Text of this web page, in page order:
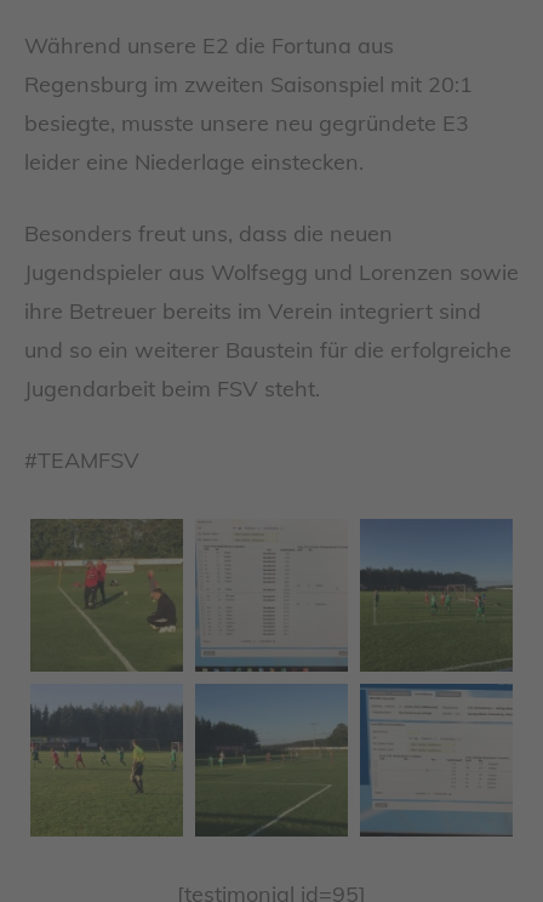
Während unsere E2 die Fortuna aus
Regensburg im zweiten Saisonspiel mit 20:1
besiegte, musste unsere neu gegründete E3
leider eine Niederlage einstecken.
Besonders freut uns, dass die neuen
Jugendspieler aus Wolfsegg und Lorenzen sowie
ihre Betreuer bereits im Verein integriert sind
und so ein weiterer Baustein für die erfolgreiche
Jugendarbeit beim FSV steht.
#TEAMFSV
[testimonial id=95]